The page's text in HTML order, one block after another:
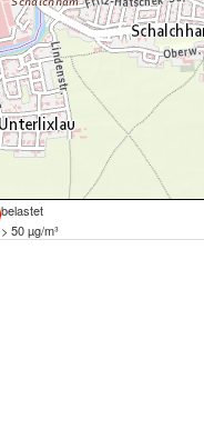
belastet
> 50 µg/m³